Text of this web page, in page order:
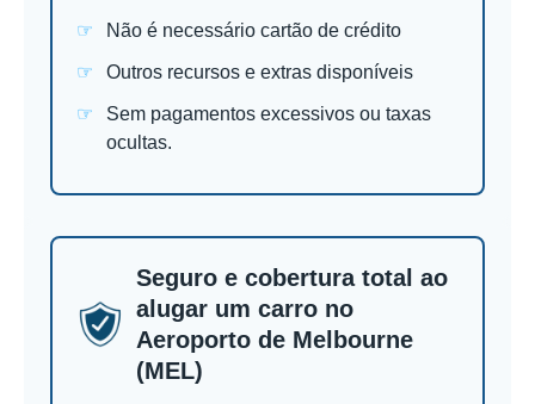
Não é necessário cartão de crédito
Outros recursos e extras disponíveis
Sem pagamentos excessivos ou taxas
ocultas.
Seguro e cobertura total ao
alugar um carro no
Aeroporto de Melbourne
(MEL)